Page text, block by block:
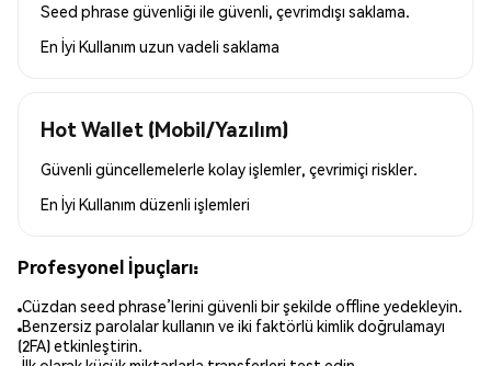
Seed phrase güvenliği ile güvenli, çevrimdışı saklama.
En İyi Kullanım uzun vadeli saklama
Hot Wallet (Mobil/Yazılım)
Güvenli güncellemelerle kolay işlemler, çevrimiçi riskler.
En İyi Kullanım düzenli işlemleri
Profesyonel İpuçları:
Cüzdan seed phrase’lerini güvenli bir şekilde offline yedekleyin.
Benzersiz parolalar kullanın ve iki faktörlü kimlik doğrulamayı
(2FA) etkinleştirin.